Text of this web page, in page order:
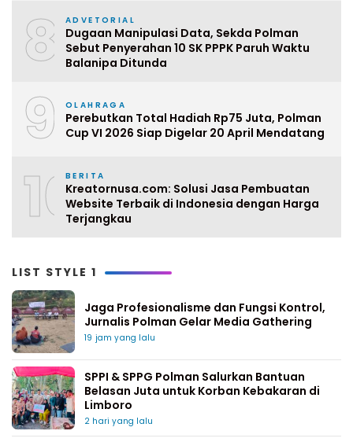
8 ADVETORIAL
Dugaan Manipulasi Data, Sekda Polman
Sebut Penyerahan 10 SK PPPK Paruh Waktu
Balanipa Ditunda
9 OLAHRAGA
Perebutkan Total Hadiah Rp75 Juta, Polman
Cup VI 2026 Siap Digelar 20 April Mendatang
10BERITA
Kreatornusa.com: Solusi Jasa Pembuatan
Website Terbaik di Indonesia dengan Harga
Terjangkau
LIST STYLE 1
Jaga Profesionalisme dan Fungsi Kontrol,
Jurnalis Polman Gelar Media Gathering
19 jam yang lalu
SPPI & SPPG Polman Salurkan Bantuan
Belasan Juta untuk Korban Kebakaran di
Limboro
2 hari yang lalu